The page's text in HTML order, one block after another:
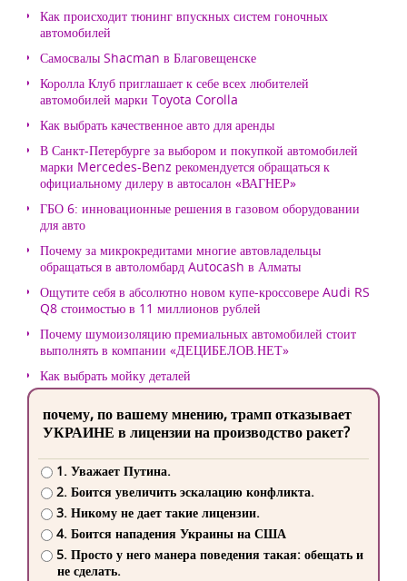
Как происходит тюнинг впускных систем гоночных
автомобилей
Самосвалы Shacman в Благовещенске
Королла Клуб приглашает к себе всех любителей
автомобилей марки Toyota Corolla
Как выбрать качественное авто для аренды
В Санкт-Петербурге за выбором и покупкой автомобилей
марки Mercedes-Benz рекомендуется обращаться к
официальному дилеру в автосалон «ВАГНЕР»
ГБО 6: инновационные решения в газовом оборудовании
для авто
Почему за микрокредитами многие автовладельцы
обращаться в автоломбард Autocash в Алматы
Ощутите себя в абсолютно новом купе-кроссовере Audi RS
Q8 стоимостью в 11 миллионов рублей
Почему шумоизоляцию премиальных автомобилей стоит
выполнять в компании «ДЕЦИБЕЛОВ.НЕТ»
Как выбрать мойку деталей
почему, по вашему мнению, трамп отказывает
УКРАИНЕ в лицензии на производство ракет?
1. Уважает Путина.
2. Боится увеличить эскалацию конфликта.
3. Никому не дает такие лицензии.
4. Боится нападения Украины на США
5. Просто у него манера поведения такая: обещать и
не сделать.